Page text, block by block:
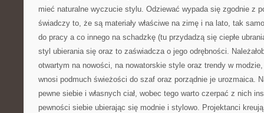
mieć naturalne wyczucie stylu. Odziewać wypada się zgodnie z
świadczy to, że są materiały właściwe na zimę i na lato, tak
do pracy a co innego na schadzkę (tu przydadzą się ciepłe
styl ubierania się oraz to zaświadcza o jego odrębności.
otwartym na nowości, na nowatorskie style oraz trendy w
wnosi podmuch świeżości do szaf oraz porządnie je urozmaica.
pewne siebie i własnych ciał, wobec tego warto czerpać z nich
pewności siebie ubierając się modnie i stylowo. Projektanci